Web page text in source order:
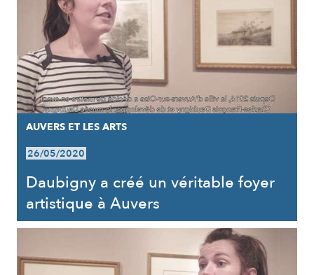
AUVERS ET LES ARTS
26/05/2020
Daubigny a créé un véritable foyer
artistique à Auvers